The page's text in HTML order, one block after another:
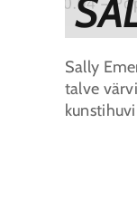
Sally
talve